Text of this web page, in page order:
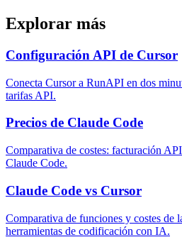
Explorar más
Configuración API de Cursor
Conecta Cursor a RunAPI en dos
tarifas API.
Precios de Claude Code
Comparativa de costes: facturación
Claude Code.
Claude Code vs Cursor
Comparativa de funciones y costes de
herramientas de codificación con IA.